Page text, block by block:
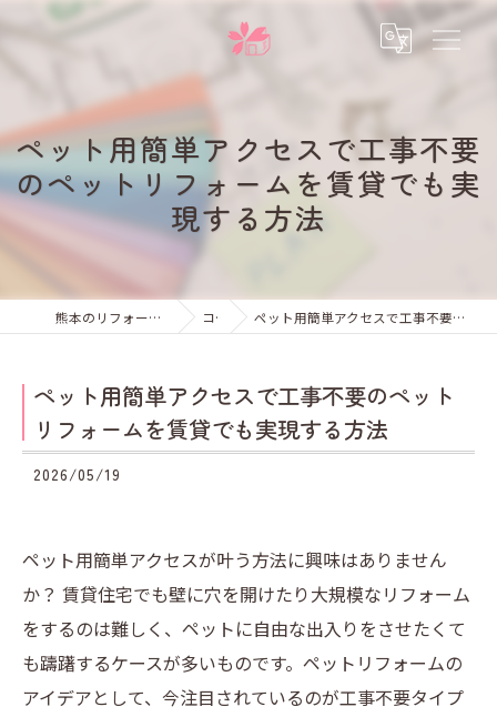
ペット用簡単アクセスで工事不要
のペットリフォームを賃貸でも実
現する方法
熊本のリフォームなら未来彩建株式会社 コラム ペット用簡単アクセスで工事不要のペットリフォームを賃貸でも実現する方法
ペット用簡単アクセスで工事不要のペット
リフォームを賃貸でも実現する方法
2026/05/19
ペット用簡単アクセスが叶う方法に興味はありません
か？ 賃貸住宅でも壁に穴を開けたり大規模なリフォーム
をするのは難しく、ペットに自由な出入りをさせたくて
も躊躇するケースが多いものです。ペットリフォームの
アイデアとして、今注目されているのが工事不要タイプ